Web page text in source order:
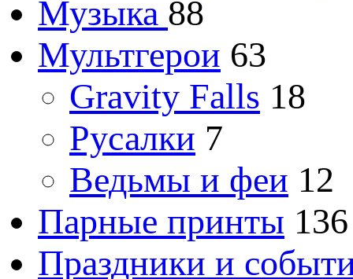
Музыка 88
Мультгерои 63
Gravity Falls 18
Русалки 7
Ведьмы и феи 12
Парные принты 136
Праздники и